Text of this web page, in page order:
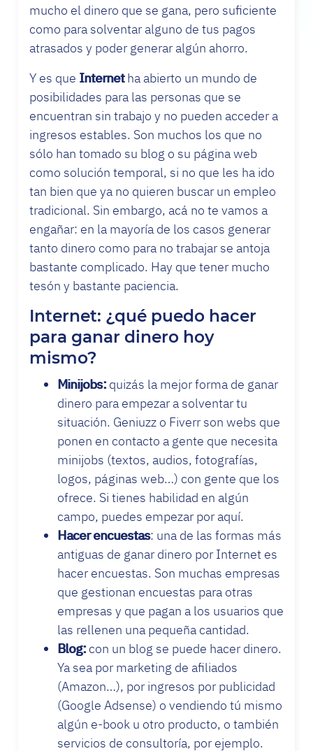
mucho el dinero que se gana, pero suficiente
como para solventar alguno de tus pagos
atrasados y poder generar algún ahorro.
Y es que Internetha abierto un mundo de
posibilidades para las personas que se
encuentran sin trabajo y no pueden acceder a
ingresos estables. Son muchos los que no
sólo han tomado su blog o su página web
como solución temporal, si no que les ha ido
tan bien que ya no quieren buscar un empleo
tradicional. Sin embargo, acá no te vamos a
engañar: en la mayoría de los casos generar
tanto dinero como para no trabajar se antoja
bastante complicado. Hay que tener mucho
tesón y bastante paciencia.
Internet: ¿qué puedo hacer
para ganar dinero hoy
mismo?
Minijobs:quizás la mejor forma de ganar
dinero para empezar a solventar tu
situación. Geniuzz o Fiverr son webs que
ponen en contacto a gente que necesita
minijobs (textos, audios, fotografías,
logos, páginas web…) con gente que los
ofrece. Si tienes habilidad en algún
campo, puedes empezar por aquí.
Hacer encuestas: una de las formas más
antiguas de ganar dinero por Internet es
hacer encuestas. Son muchas empresas
que gestionan encuestas para otras
empresas y que pagan a los usuarios que
las rellenen una pequeña cantidad.
Blog:con un blog se puede hacer dinero.
Ya sea por marketing de afiliados
(Amazon…), por ingresos por publicidad
(Google Adsense) o vendiendo tú mismo
algún e-book u otro producto, o también
servicios de consultoría, por ejemplo.